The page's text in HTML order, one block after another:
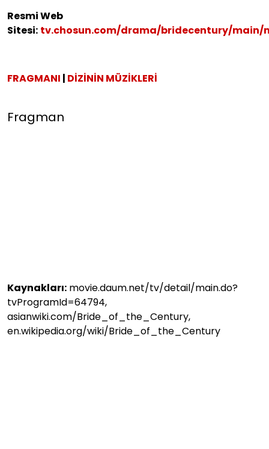
Resmi Web
Sitesi: tv.chosun.com/drama/bridecentury/main/
FRAGMANI | DİZİNİN MÜZİKLERİ
Fragman
Kaynakları: movie.daum.net/tv/detail/main.do?
tvProgramId=64794,
asianwiki.com/Bride_of_the_Century,
en.wikipedia.org/wiki/Bride_of_the_Century